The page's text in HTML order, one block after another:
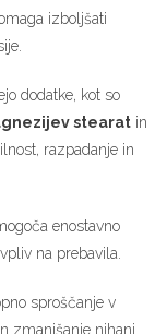
izboljšati
dodatke, kot so
stearat in
razpadanje in
enostavno
na prebavila.
sproščanje v
zmanjšanje nihanj